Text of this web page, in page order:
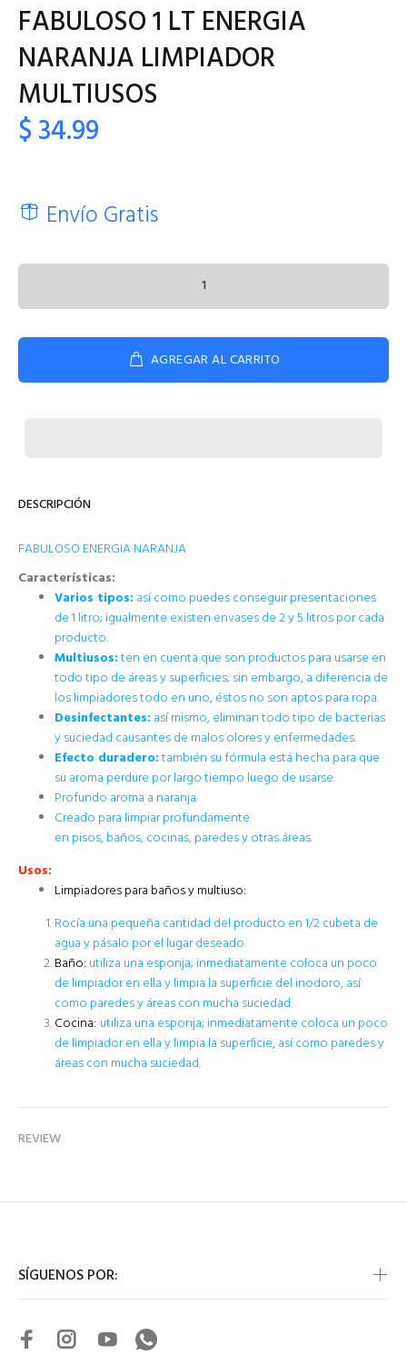
FABULOSO 1 LT ENERGIA
NARANJA LIMPIADOR
MULTIUSOS
$ 34.99
Envío Gratis
AGREGAR AL CARRITO
DESCRIPCIÓN
FABULOSO ENERGIA NARANJA
Características:
Varios tipos: así como puedes conseguir presentaciones
de 1 litro; igualmente existen envases de 2 y 5 litros por cada
producto.
Multiusos:ten en cuenta que son productos para usarse en
todo tipo de áreas y superficies; sin embargo, a diferencia de
los limpiadores todo en uno, éstos no son aptos para ropa.
Desinfectantes: así mismo, eliminan todo tipo de bacterias
y suciedad causantes de malos olores y enfermedades.
Efecto duradero:también su fórmula está hecha para que
su aroma perdure por largo tiempo luego de usarse.
Profundo aroma a naranja.
Creado para limpiar profundamente
en pisos, baños, cocinas, paredesy otras áreas.
Usos:
Limpiadores para baños y multiuso:
Rocía una pequeña cantidad del producto en 1/2 cubeta de
agua y pásalo por el lugar deseado.
Baño: utiliza una esponja; inmediatamente coloca un poco
de limpiador en ella y limpia la superficie del inodoro, así
como paredes y áreas con mucha suciedad.
Cocina: utiliza una esponja; inmediatamente coloca un poco
de limpiador en ella y limpia la superficie, así como paredes y
áreas con mucha suciedad.
REVIEW
SÍGUENOS POR: